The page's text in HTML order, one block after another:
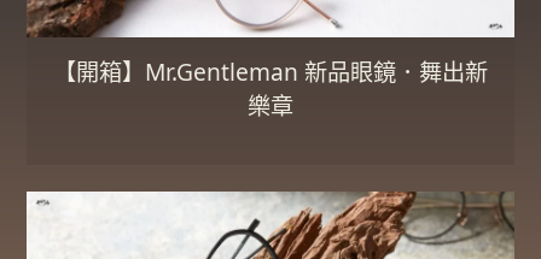
【開箱】Mr.Gentleman 新品眼鏡．舞出新
樂章